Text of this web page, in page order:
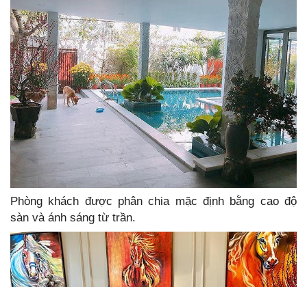
Phòng khách được phân chia mặc định bằng cao độ
sàn và ánh sáng từ trần.